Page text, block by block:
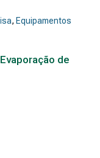
, Equipamentos
de